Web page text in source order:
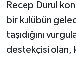
Recep Durul
bir kulübün
taşıdığını
destekçisi olan,